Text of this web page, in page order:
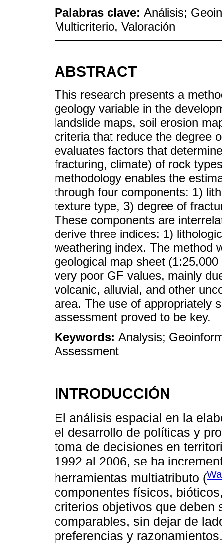
Palabras clave: Análisis;
Multicriterio, Valoración
ABSTRACT
This research presents a
geology variable in the
landslide maps, soil erosion
criteria that reduce the degree
evaluates factors that
fracturing, climate) of rock
methodology enables the
through four components: 1)
texture type, 3) degree of
These components are
derive three indices: 1)
weathering index. The method
geological map sheet
very poor GF values, mainly
volcanic, alluvial, and other
area. The use of appropriately
assessment proved to be key.
Keywords: Analysis;
Assessment
INTRODUCCIÓN
El análisis espacial en la
el desarrollo de políticas y
toma de decisiones en
1992 al 2006, se ha
herramientas multiatributo (
componentes físicos,
criterios objetivos que deben
comparables, sin dejar de
preferencias y razonamientos.